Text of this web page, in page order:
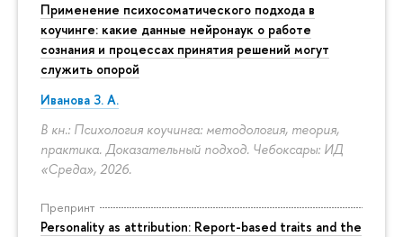
Применение психосоматического подхода в
коучинге: какие данные нейронаук о работе
сознания и процессах принятия решений могут
служить опорой
Иванова З. А.
В кн.: Психология коучинга: методология, теория,
практика. Доказательный подход. Чебоксары: ИД
«Среда», 2026.
Препринт
Personality as attribution: Report-based traits and the